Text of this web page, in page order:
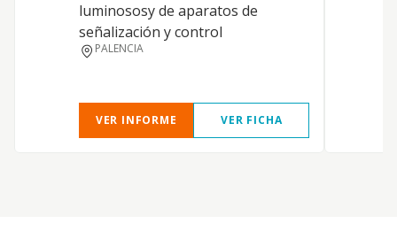
luminososy de aparatos de
señalización y control
PALENCIA
VER INFORME VER FICHA